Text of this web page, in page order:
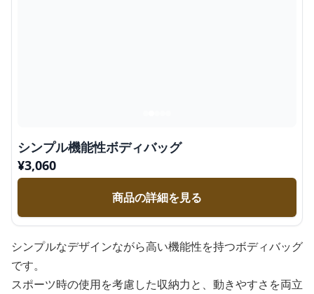
シンプル機能性ボディバッグ
¥3,060
商品の詳細を見る
シンプルなデザインながら高い機能性を持つボディバッグ
です。
スポーツ時の使用を考慮した収納力と、動きやすさを両立